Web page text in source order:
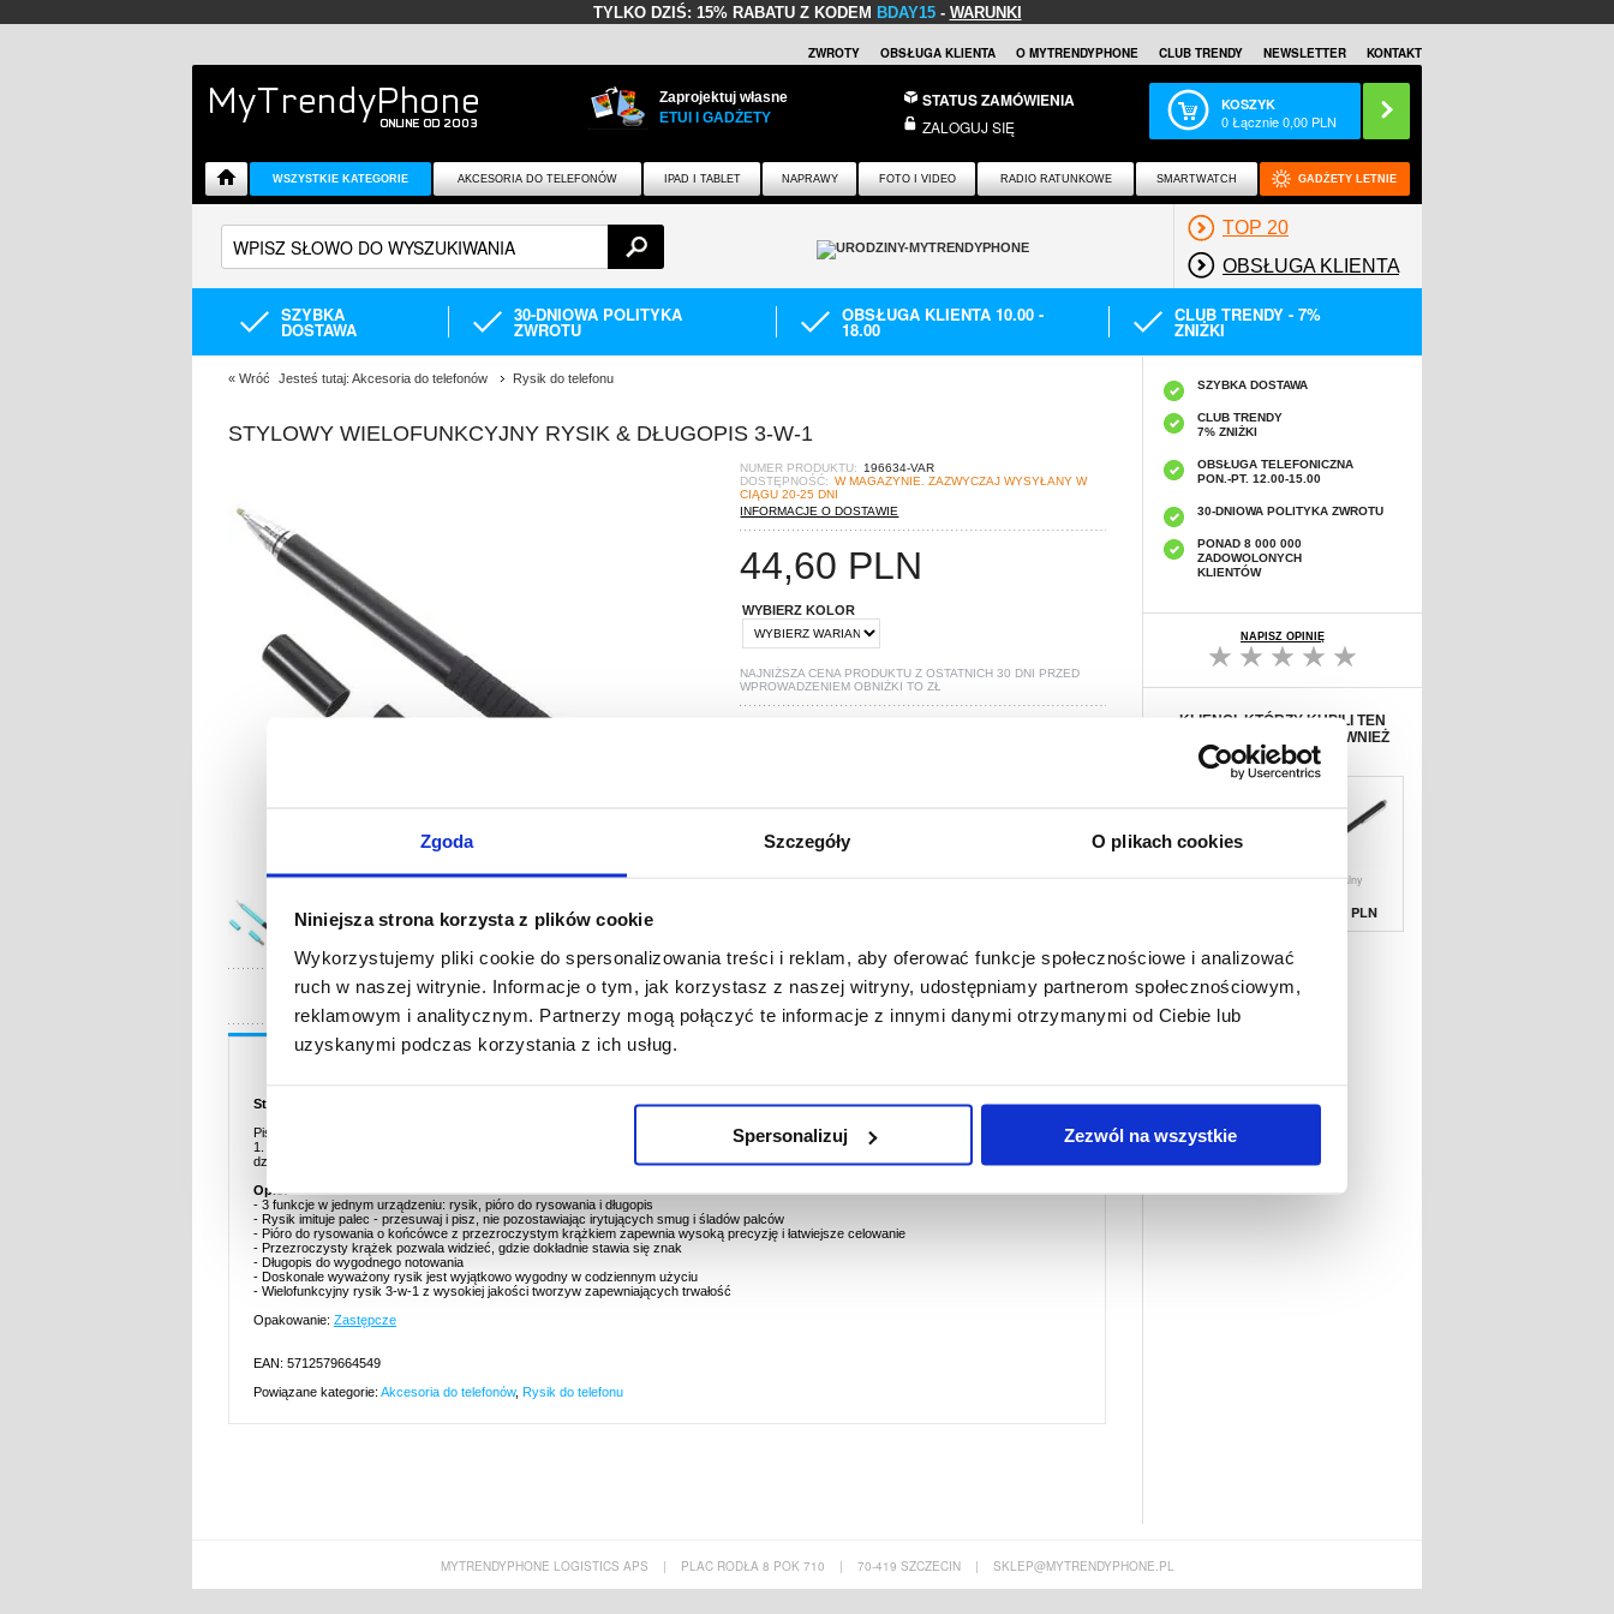
Zgoda Szczegóły O plikach cookies
Niniejsza strona korzysta z plików cookie
Wykorzystujemy pliki cookie do spersonalizowania treści i reklam, aby oferować funkcje społecznościowe i analizować
ruch w naszej witrynie. Informacje o tym, jak korzystasz z naszej witryny, udostępniamy partnerom społecznościowym,
reklamowym i analitycznym. Partnerzy mogą połączyć te informacje z innymi danymi otrzymanymi od Ciebie lub
uzyskanymi podczas korzystania z ich usług.
Spersonalizuj Zezwól na wszystkie
TYLKO DZIŚ: 15% RABATU Z KODEM BDAY15- WARUNKI
ZWROTY OBSŁUGA KLIENTA O MYTRENDYPHONE CLUB TRENDY NEWSLETTER KONTAKT
Zaprojektuj własne
ETUI I GADŻETY
STATUS ZAMÓWIENIA
ZALOGUJ SIĘ
KOSZYK
0Łącznie0,00 PLN
WSZYSTKIE KATEGORIE AKCESORIA DO TELEFONÓW IPAD I TABLET NAPRAWY FOTO I VIDEO RADIO RATUNKOWE SMARTWATCH GADŻETY LETNIE
TOP 20
OBSŁUGA KLIENTA
SZYBKA
DOSTAWA
30-DNIOWA POLITYKA
ZWROTU
OBSŁUGA KLIENTA 10.00 -
18.00
CLUB TRENDY - 7%
ZNIŻKI
« Wróć Jesteś tutaj: Akcesoria do telefonów Rysik do telefonu
STYLOWY WIELOFUNKCYJNY RYSIK & DŁUGOPIS 3-W-1
NUMER PRODUKTU:
196634-VAR
DOSTĘPNOŚĆ: W MAGAZYNIE. ZAZWYCZAJ WYSYŁANY W
CIĄGU 20-25 DNI
INFORMACJE O DOSTAWIE
44,60 PLN
WYBIERZ KOLOR
NAJNIŻSZA CENA PRODUKTU Z OSTATNICH 30 DNI PRZED
WPROWADZENIEM OBNIŻKI TOZŁ
PYTANIA? LIVE CHAT
Opis
Stylowy Wielofunkcyjny Rysik & Długopis 3-w-1
Pisz, rysuj, z łatwością przeglądaj aplikacje na tablecie lub smartfonie z pomocą tego niezwykłego, wielofunkcyjnego długopisu z rysikiem 3-w-
1. Długopis stworzony, by uczynić poruszanie się po ekranie dotykowym łatwiejszym i bardziej precyzyjnym, to idealne akcesorium na co
dzień. To też świetny sposób, by zachować czystość ekranu i uchronić go przed śladami palców i smugami.
Opis:
- 3 funkcje w jednym urządzeniu: rysik, pióro do rysowania i długopis
- Rysik imituje palec - przesuwaj i pisz, nie pozostawiając irytujących smug i śladów palców
- Pióro do rysowania o końcówce z przezroczystym krążkiem zapewnia wysoką precyzję i łatwiejsze celowanie
- Przezroczysty krążek pozwala widzieć, gdzie dokładnie stawia się znak
- Długopis do wygodnego notowania
- Doskonale wyważony rysik jest wyjątkowo wygodny w codziennym użyciu
- Wielofunkcyjny rysik 3-w-1 z wysokiej jakości tworzyw zapewniających trwałość
Opakowanie: Zastępcze
EAN: 5712579664549
Powiązane kategorie: Akcesoria do telefonów, Rysik do telefonu
SZYBKA DOSTAWA
CLUB TRENDY
7% ZNIŻKI
OBSŁUGA TELEFONICZNA
PON.-PT. 12.00-15.00
30-DNIOWA POLITYKA ZWROTU
PONAD 8 000 000
ZADOWOLONYCH
KLIENTÓW
NAPISZ OPINIĘ
KLIENCI, KTÓRZY KUPILI TEN
PRODUKT WYBRALI RÓWNIEŻ
Uniwersalny
Pojemnościow
38,90 PLN
MYTRENDYPHONE LOGISTICS APS | PLAC RODŁA 8 POK 710 | 70-419 SZCZECIN | SKLEP@MYTRENDYPHONE.PL